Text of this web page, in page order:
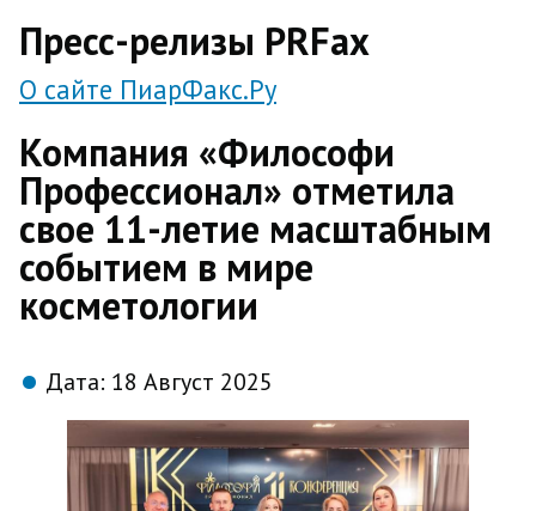
Пресс-релизы PRFax
О сайте ПиарФакс.Ру
Компания «Философи
Профессионал» отметила
свое 11-летие масштабным
событием в мире
косметологии
Дата: 18 Август 2025